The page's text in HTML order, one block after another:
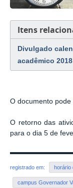
Itens
Divulgado
acadêmico 2018
O documento
O retorno das
para o dia 5 de
registrado em: horário
campus Governador